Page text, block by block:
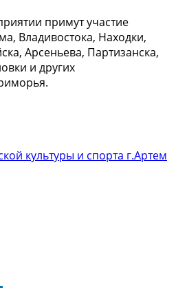
примут участие
Владивостока, Находки,
Арсеньева, Партизанска,
и других
культуры и спорта г.Артем